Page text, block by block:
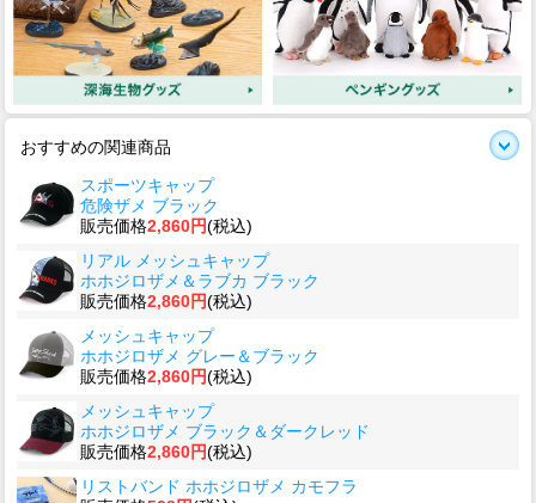
おすすめの関連商品
スポーツキャップ
危険ザメ ブラック
販売価格2,860円(税込)
リアル メッシュキャップ
ホホジロザメ＆ラブカ ブラック
販売価格2,860円(税込)
メッシュキャップ
ホホジロザメ グレー＆ブラック
販売価格2,860円(税込)
メッシュキャップ
ホホジロザメ ブラック＆ダークレッド
販売価格2,860円(税込)
リストバンド ホホジロザメ カモフラ